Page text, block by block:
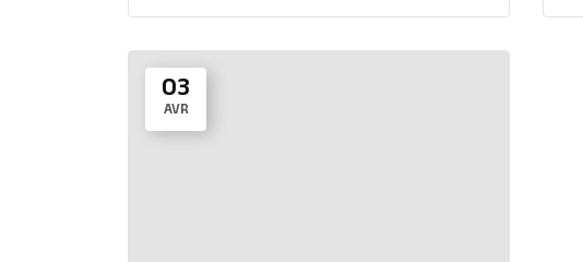
03
AVR